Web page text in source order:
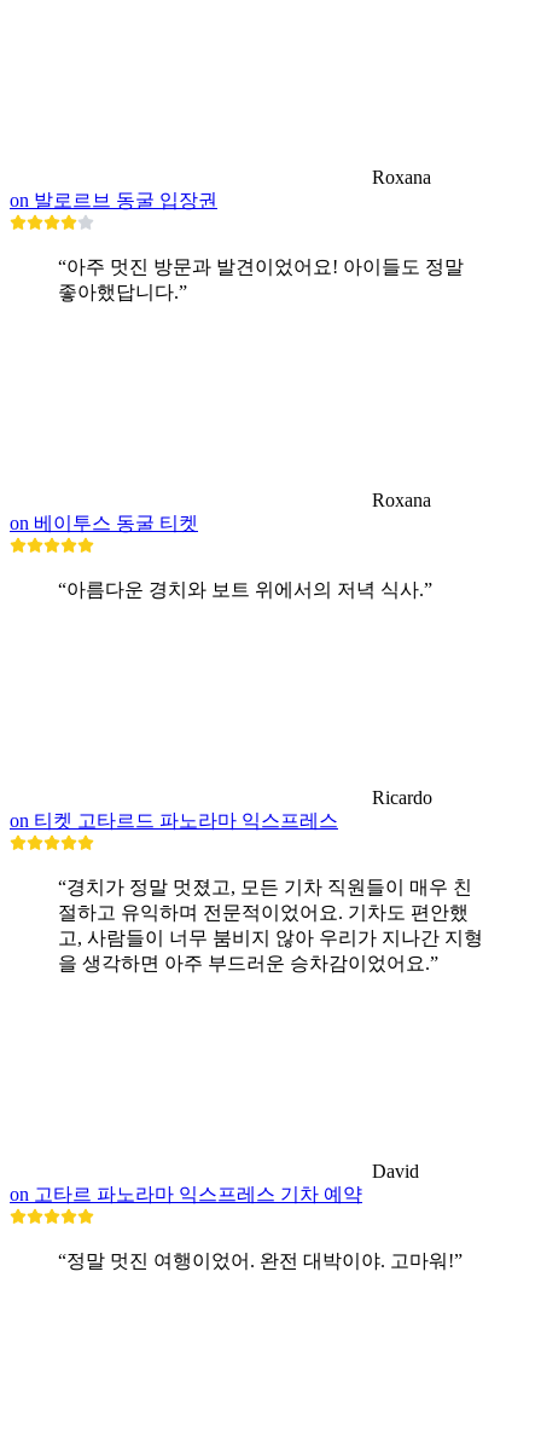
Roxana
on 발로르브 동굴 입장권
“아주 멋진 방문과 발견이었어요! 아이들도 정말
좋아했답니다.”
Roxana
on 베이투스 동굴 티켓
“아름다운 경치와 보트 위에서의 저녁 식사.”
Ricardo
on 티켓 고타르드 파노라마 익스프레스
“경치가 정말 멋졌고, 모든 기차 직원들이 매우 친
절하고 유익하며 전문적이었어요. 기차도 편안했
고, 사람들이 너무 붐비지 않아 우리가 지나간 지형
을 생각하면 아주 부드러운 승차감이었어요.”
David
on 고타르 파노라마 익스프레스 기차 예약
“정말 멋진 여행이었어. 완전 대박이야. 고마워!”